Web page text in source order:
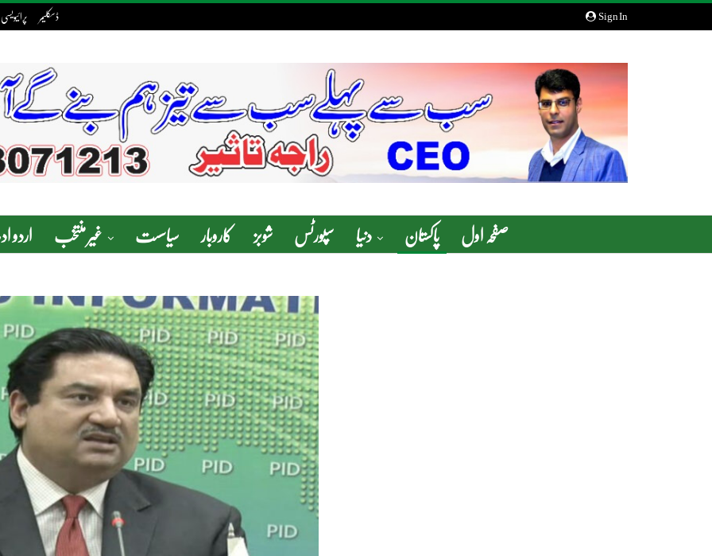
Sign In ڈسکلیمر
غیر منتخب سیاسست کاروبار شوبز سپورٹس دنیا پاکستان صفحہ اول